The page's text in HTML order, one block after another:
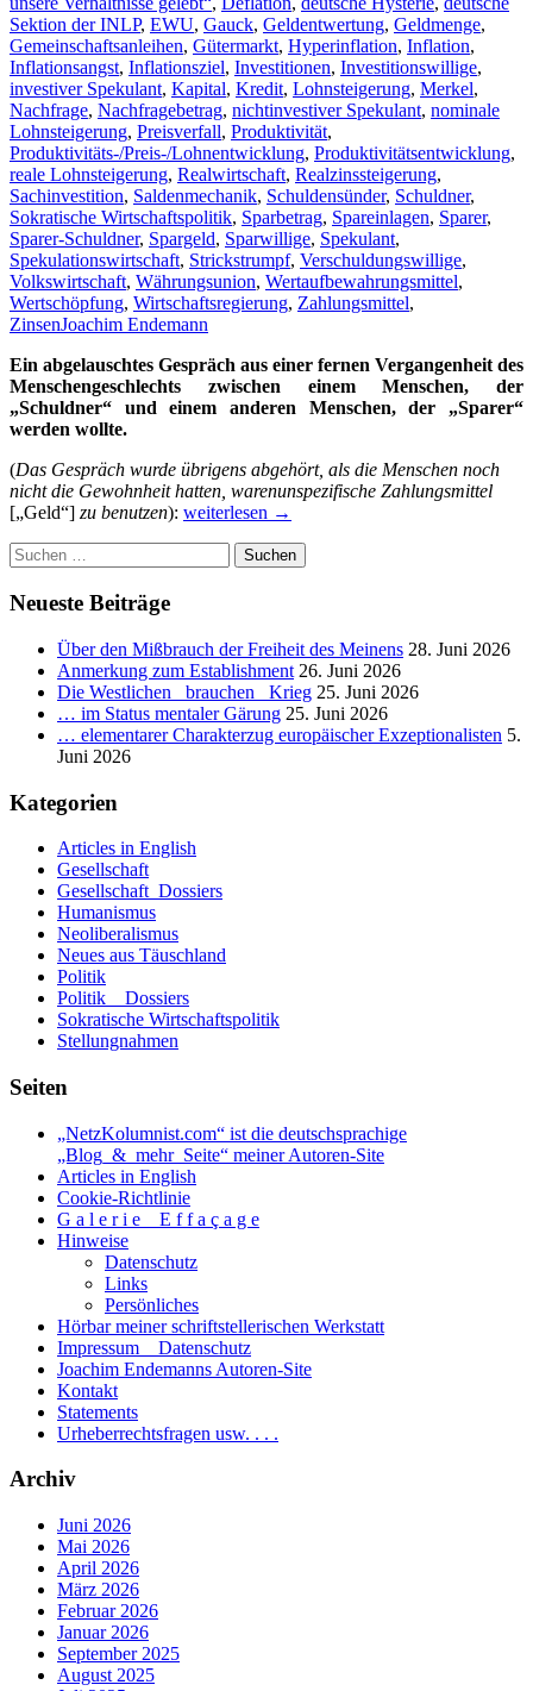
Sektion der INLP, EWU, Gauck, Geldentwertung, Geldmenge,
Gemeinschaftsanleihen, Gütermarkt, Hyperinflation, Inflation,
Inflationsangst, Inflationsziel, Investitionen, Investitionswillige,
investiver Spekulant, Kapital, Kredit, Lohnsteigerung, Merkel,
Nachfrage, Nachfragebetrag, nichtinvestiver Spekulant, nominale
Lohnsteigerung, Preisverfall, Produktivität,
Produktivitäts-/Preis-/Lohnentwicklung, Produktivitätsentwicklung,
reale Lohnsteigerung, Realwirtschaft, Realzinssteigerung,
Sachinvestition, Saldenmechanik, Schuldensünder, Schuldner,
Sokratische Wirtschaftspolitik, Sparbetrag, Spareinlagen, Sparer,
Sparer-Schuldner, Spargeld, Sparwillige, Spekulant,
Spekulationswirtschaft, Strickstrumpf, Verschuldungswillige,
Volkswirtschaft, Währungsunion, Wertaufbewahrungsmittel,
Wertschöpfung, Wirtschaftsregierung, Zahlungsmittel,
ZinsenJoachim Endemann
Ein abgelauschtes Gespräch aus einer fernen Vergangenheit des
Menschengeschlechts zwischen einem Menschen, der
„Schuldner“ und einem anderen Menschen, der „Sparer“
werden wollte.
(Das Gespräch wurde übrigens abgehört, als die Menschen noch
nicht die Gewohnheit hatten, warenunspezifische Zahlungsmittel
[„Geld“] zu benutzen): Wodurch
(volkswirtschaftliches)
weiterlesen →
Suchen
nach:
Neueste Beiträge
Über den Mißbrauch der Freiheit des Meinens 28. Juni 2026
Anmerkung zum Establishment 26. Juni 2026
Die Westlichen _brauchen_ Krieg 25. Juni 2026
… im Status mentaler Gärung 25. Juni 2026
… elementarer Charakterzug europäischer Exzeptionalisten 5.
Juni 2026
Kategorien
Articles in English
Gesellschaft
Gesellschaft_Dossiers
Humanismus
Neoliberalismus
Neues aus Täuschland
Politik
Politik _ Dossiers
Sokratische Wirtschaftspolitik
Stellungnahmen
Seiten
„NetzKolumnist.com“ ist die deutschsprachige
„Blog_&_mehr_Seite“ meiner Autoren-Site
Articles in English
Cookie-Richtlinie
G a l e r i e _ E f f a ç a g e
Hinweise
Datenschutz
Links
Persönliches
Hörbar meiner schriftstellerischen Werkstatt
Impressum _ Datenschutz
Joachim Endemanns Autoren-Site
Kontakt
Statements
Urheberrechtsfragen usw. . . .
Archiv
Juni 2026
Mai 2026
April 2026
März 2026
Februar 2026
Januar 2026
September 2025
August 2025